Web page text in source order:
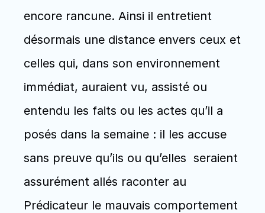
encore rancune. Ainsi il entretient
désormais une distance envers ceux et
celles qui, dans son environnement
immédiat, auraient vu, assisté ou
entendu les faits ou les actes qu’il a
posés dans la semaine : il les accuse
sans preuve qu’ils ou qu’elles  seraient
assurément allés raconter au
Prédicateur le mauvais comportement